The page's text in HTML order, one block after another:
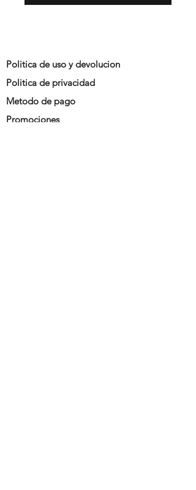
Politica de uso y devolucion
Politica de privacidad
Metodo de pago
Promociones